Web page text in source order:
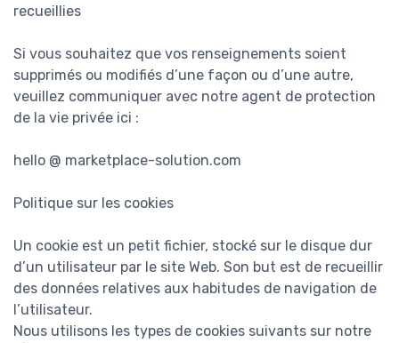
recueillies
Si vous souhaitez que vos renseignements soient
supprimés ou modifiés d’une façon ou d’une autre,
veuillez communiquer avec notre agent de protection
de la vie privée ici :
hello @ marketplace-solution.com
Politique sur les cookies
Un cookie est un petit fichier, stocké sur le disque dur
d’un utilisateur par le site Web. Son but est de recueillir
des données relatives aux habitudes de navigation de
l’utilisateur.
Nous utilisons les types de cookies suivants sur notre